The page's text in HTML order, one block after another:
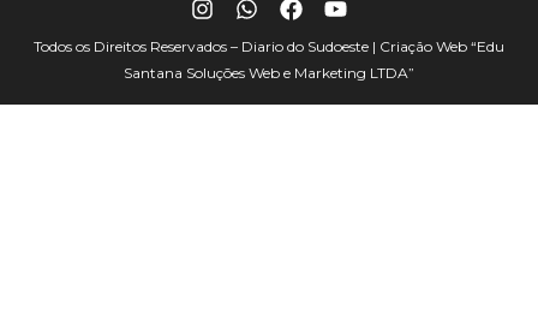
Todos os Direitos Reservados – Diario do Sudoeste | Criação Web “Edu
Santana Soluções Web e Marketing LTDA”